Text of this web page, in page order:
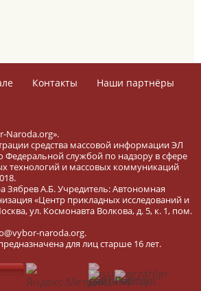
Контакты
Наши партнёры
Naroda.org».
средства массовой информации ЭЛ
Федеральной службой по надзору в сфере
технологий и массовых коммуникаций
Зябрев А.Б. Учредитель: Автономная
«Центр прикладных исследований и
ул. Космонавта Волкова, д. 5, к. 1, пом.
naroda.org.
для лиц старше 16 лет.